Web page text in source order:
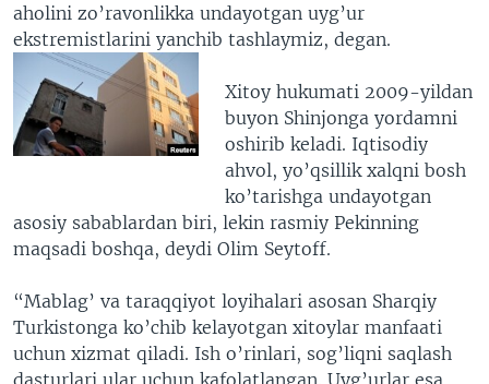
aholini zo’ravonlikka undayotgan uyg’ur
ekstremistlarini yanchib tashlaymiz, degan.
Xitoy hukumati 2009-yildan
buyon Shinjonga yordamni
oshirib keladi. Iqtisodiy
ahvol, yo’qsillik xalqni bosh
ko’tarishga undayotgan
asosiy sabablardan biri, lekin rasmiy Pekinning
maqsadi boshqa, deydi Olim Seytoff.
“Mablag’ va taraqqiyot loyihalari asosan Sharqiy
Turkistonga ko’chib kelayotgan xitoylar manfaati
uchun xizmat qiladi. Ish o’rinlari, sog’liqni saqlash
dasturlari ular uchun kafolatlangan. Uyg’urlar esa